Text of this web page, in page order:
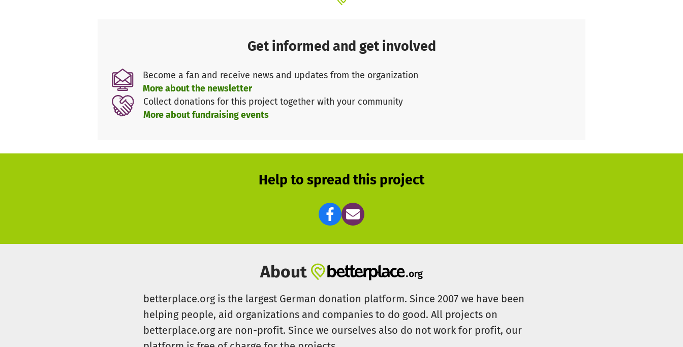
Get informed and get involved
Become a fan and receive news and updates from the organization
More about the newsletter
Collect donations for this project together with your community
More about fundraising events
Help to spread this project
About
betterplace.org is the largest German donation platform. Since 2007 we have been
helping people, aid organizations and companies to do good. All projects on
betterplace.org are non-profit. Since we ourselves also do not work for profit, our